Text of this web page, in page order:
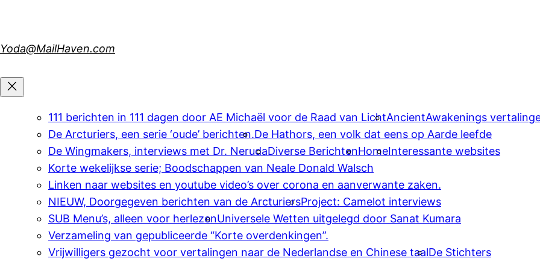
Yoda@MailHaven.com
111 berichten in 111 dagen door AE Michaël voor de Raad van LichtAncientAwakenings
De Arcturiers, een serie ‘oude’ berichten.De Hathors, een volk dat eens op Aarde leefde
De Wingmakers, interviews met Dr. NerudaDiverse BerichtenHomeInteressante websites
Korte wekelijkse serie; Boodschappen van Neale Donald Walsch
Linken naar websites en youtube video’s over corona en aanverwante zaken.
NIEUW, Doorgegeven berichten van de ArcturiersProject: Camelot interviews
SUB Menu’s, alleen voor herlezenUniversele Wetten uitgelegd door Sanat Kumara
Verzameling van gepubliceerde “Korte overdenkingen”.
Vrijwilligers gezocht voor vertalingen naar de Nederlandse en Chinese taalDe Stichters